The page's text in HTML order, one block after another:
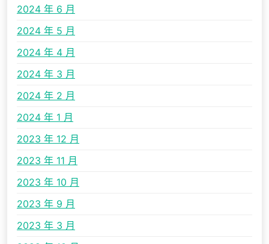
2024 年 6 月
2024 年 5 月
2024 年 4 月
2024 年 3 月
2024 年 2 月
2024 年 1 月
2023 年 12 月
2023 年 11 月
2023 年 10 月
2023 年 9 月
2023 年 3 月